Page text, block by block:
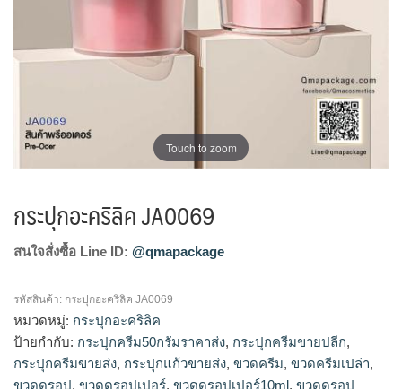
Touch to zoom
กระปุกอะคริลิค JA0069
สนใจสั่งซื้อ Line ID: @qmapackage
รหัสสินค้า: กระปุกอะคริลิค JA0069
หมวดหมู่: กระปุกอะคริลิค
ป้ายกำกับ: กระปุกครีม50กรัมราคาส่ง, กระปุกครีมขายปลีก,
กระปุกครีมขายส่ง, กระปุกแก้วขายส่ง, ขวดครีม, ขวดครีมเปล่า,
ขวดดรอป, ขวดดรอปเปอร์, ขวดดรอปเปอร์10ml, ขวดดรอป